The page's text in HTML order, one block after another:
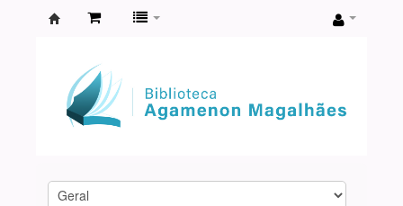
Agamenon
Magalhães